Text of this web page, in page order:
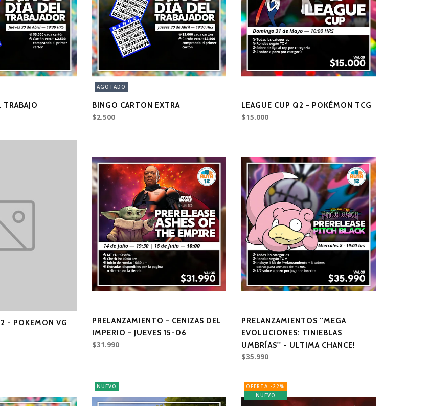
AGOTADO
BINGO CARTON EXTRA
$2.500
LEAGUE CUP Q2 - POKÉMON TCG
$15.000
- POKEMON VG
PRELANZAMIENTO - CENIZAS DEL
IMPERIO - JUEVES 15-06
$31.990
PRELANZAMIENTOS ''MEGA
EVOLUCIONES: TINIEBLAS
UMBRÍAS'' - ULTIMA CHANCE!
$35.990
NUEVO
OFERTA -22%
NUEVO